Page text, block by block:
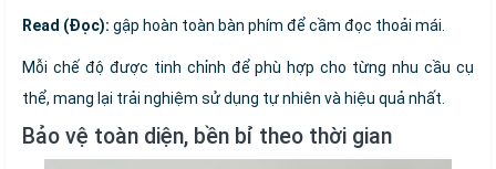
Read (Đọc): gập hoàn toàn bàn phím để cầm đọc thoải mái.
Mỗi chế độ được tinh chỉnh để phù hợp cho từng nhu cầu cụ
thể, mang lại trải nghiệm sử dụng tự nhiên và hiệu quả nhất.
Bảo vệ toàn diện, bền bỉ theo thời gian